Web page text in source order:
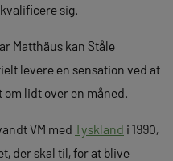
sig.
Matthäus kan Ståle
levere en sensation ved at
lidt over en måned.
VM med Tyskland i 1990,
der skal til, for at blive